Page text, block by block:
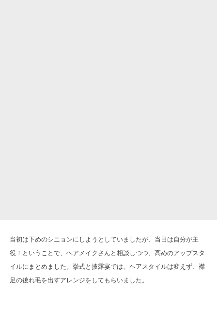
当初は下めのシニョンにしようとしていましたが、当日は自分が主
役！ということで、ヘアメイクさんと相談しつつ、高めのアップスタ
イルにまとめました。挙式と披露宴では、ヘアスタイルは変えず、襟
足の後れ毛を出すアレンジをしてもらいました。